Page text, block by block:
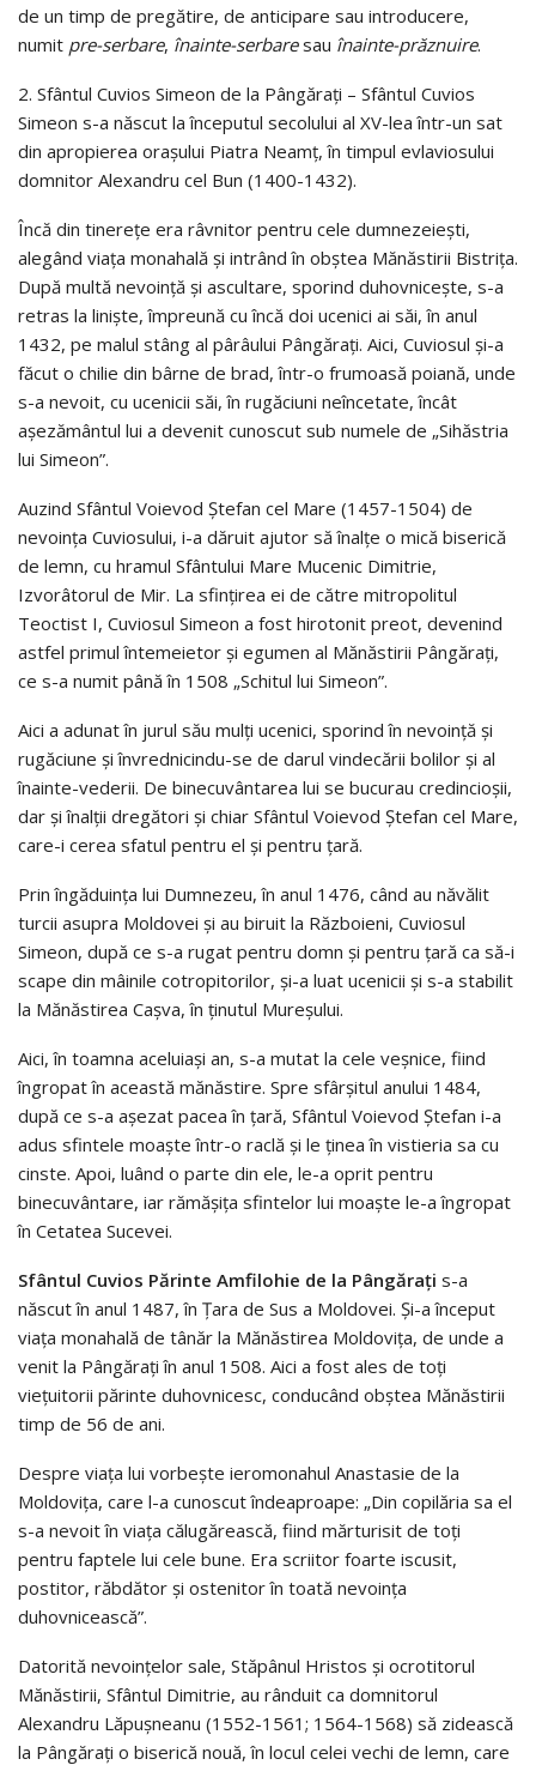
de un timp de pregătire, de anticipare sau introducere,
numit pre-serbare, înainte-serbaresau înainte-prăznuire.
2. Sfântul Cuvios Simeon de la Pângărați – Sfântul Cuvios
Simeon s-a născut la începutul secolului al XV-lea într-un sat
din apropierea oraşului Piatra Neamţ, în timpul evlaviosului
domnitor Alexandru cel Bun (1400-1432).
Încă din tinereţe era râvnitor pentru cele dumnezeieşti,
alegând viaţa monahală şi intrând în obştea Mănăstirii Bistriţa.
După multă nevoinţă şi ascultare, sporind duhovniceşte, s-a
retras la linişte, împreună cu încă doi ucenici ai săi, în anul
1432, pe malul stâng al pârâului Pângăraţi. Aici, Cuviosul şi-a
făcut o chilie din bârne de brad, într-o frumoasă poiană, unde
s-a nevoit, cu ucenicii săi, în rugăciuni neîncetate, încât
aşezământul lui a devenit cunoscut sub numele de „Sihăstria
lui Simeon”.
Auzind Sfântul Voievod Ştefan cel Mare (1457-1504) de
nevoinţa Cuviosului, i-a dăruit ajutor să înalţe o mică biserică
de lemn, cu hramul Sfântului Mare Mucenic Dimitrie,
Izvorâtorul de Mir. La sfinţirea ei de către mitropolitul
Teoctist I, Cuviosul Simeon a fost hirotonit preot, devenind
astfel primul întemeietor şi egumen al Mănăstirii Pângăraţi,
ce s-a numit până în 1508 „Schitul lui Simeon”.
Aici a adunat în jurul său mulţi ucenici, sporind în nevoinţă şi
rugăciune şi învrednicindu-se de darul vindecării bolilor şi al
înainte-vederii. De binecuvântarea lui se bucurau credincioşii,
dar şi înalţii dregători şi chiar Sfântul Voievod Ştefan cel Mare,
care-i cerea sfatul pentru el şi pentru ţară.
Prin îngăduinţa lui Dumnezeu, în anul 1476, când au năvălit
turcii asupra Moldovei şi au biruit la Războieni, Cuviosul
Simeon, după ce s-a rugat pentru domn şi pentru ţară ca să-i
scape din mâinile cotropitorilor, şi-a luat ucenicii şi s-a stabilit
la Mănăstirea Caşva, în ţinutul Mureşului.
Aici, în toamna aceluiaşi an, s-a mutat la cele veşnice, fiind
îngropat în această mănăstire. Spre sfârşitul anului 1484,
după ce s-a aşezat pacea în ţară, Sfântul Voievod Ştefan i-a
adus sfintele moaşte într-o raclă şi le ţinea în vistieria sa cu
cinste. Apoi, luând o parte din ele, le-a oprit pentru
binecuvântare, iar rămăşiţa sfintelor lui moaşte le-a îngropat
în Cetatea Sucevei.
Sfântul Cuvios Părinte Amfilohie de la Pângăraţi s-a
născut în anul 1487, în Ţara de Sus a Moldovei. Şi-a început
viaţa monahală de tânăr la Mănăstirea Moldoviţa, de unde a
venit la Pângăraţi în anul 1508. Aici a fost ales de toţi
vieţuitorii părinte duhovnicesc, conducând obştea Mănăstirii
timp de 56 de ani.
Despre viaţa lui vorbeşte ieromonahul Anastasie de la
Moldoviţa, care l-a cunoscut îndeaproape: „Din copilăria sa el
s-a nevoit în viaţa călugărească, fiind mărturisit de toţi
pentru faptele lui cele bune. Era scriitor foarte iscusit,
postitor, răbdător şi ostenitor în toată nevoinţa
duhovnicească”.
Datorită nevoinţelor sale, Stăpânul Hristos şi ocrotitorul
Mănăstirii, Sfântul Dimitrie, au rânduit ca domnitorul
Alexandru Lăpuşneanu (1552-1561; 1564-1568) să zidească
la Pângăraţi o biserică nouă, în locul celei vechi de lemn, care